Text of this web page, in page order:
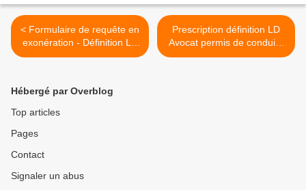
< Formulaire de requête en
exonération - Définition LD
Avocat permis
Prescription définition LD
Avocat permis de conduire
>
Hébergé par Overblog
Top articles
Pages
Contact
Signaler un abus